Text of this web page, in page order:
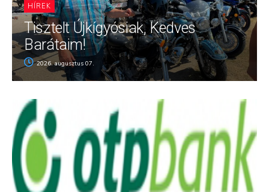
HÍREK
Tisztelt Újkígyósiak, Kedves
Barátaim!
2026. augusztus 07.